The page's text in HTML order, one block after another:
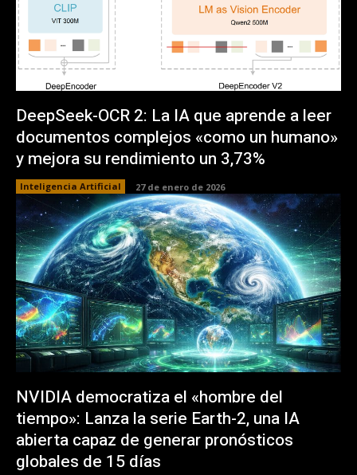
DeepSeek-OCR 2: La IA que aprende a leer
documentos complejos «como un humano»
y mejora su rendimiento un 3,73%
Inteligencia Artificial 27 de enero de 2026
NVIDIA democratiza el «hombre del
tiempo»: Lanza la serie Earth-2, una IA
abierta capaz de generar pronósticos
globales de 15 días